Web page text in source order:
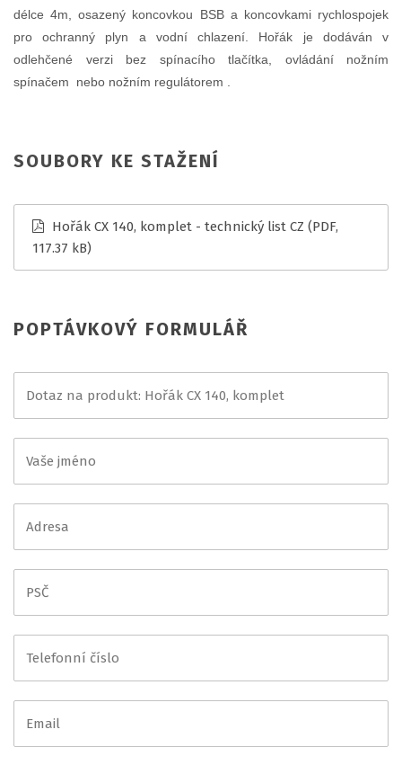
délce 4m, osazený koncovkou BSB a koncovkami rychlospojek
pro ochranný plyn a vodní chlazení. Hořák je dodáván v
odlehčené verzi bez spínacího tlačítka, ovládání nožním
spínačem nebo nožním regulátorem .
SOUBORY KE STAŽENÍ
Hořák CX 140, komplet - technický list CZ (PDF,
117.37 kB)
POPTÁVKOVÝ FORMULÁŘ